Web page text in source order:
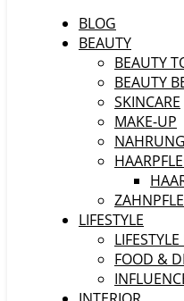
BLOG
BEAUTY
BEAUTY
BEAUTY
SKINCARE
MAKE-UP
LIFESTYLE
FOOD &